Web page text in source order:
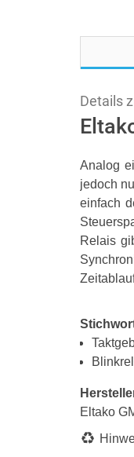
Details
Analog
jedoch
einfach
Relais
Eltako